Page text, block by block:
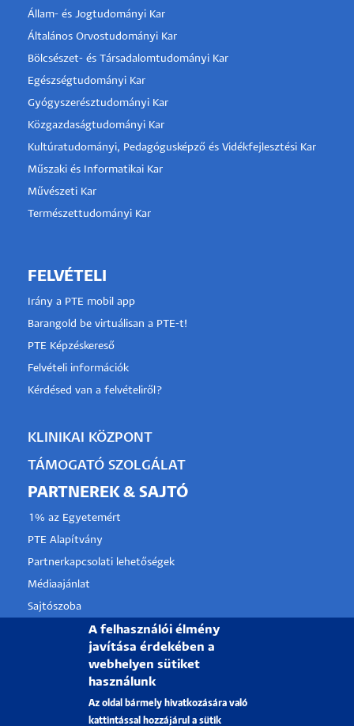
Állam- és Jogtudományi Kar
Általános Orvostudományi Kar
Bölcsészet- és Társadalomtudományi Kar
Egészségtudományi Kar
Gyógyszerésztudományi Kar
Közgazdaságtudományi Kar
Kultúratudományi, Pedagógusképző és Vidékfejlesztési Kar
Műszaki és Informatikai Kar
Művészeti Kar
Természettudományi Kar
FELVÉTELI
Irány a PTE mobil app
Barangold be virtuálisan a PTE-t!
PTE Képzéskereső
Felvételi információk
Kérdésed van a felvételiről?
KLINIKAI KÖZPONT
TÁMOGATÓ SZOLGÁLAT
PARTNEREK & SAJTÓ
1% az Egyetemért
PTE Alapítvány
Partnerkapcsolati lehetőségek
Médiaajánlat
Sajtószoba
Pályázati projektek
PÉCSI TUDOMÁNYEGYETEM
H-7622 Pécs, Vasvári Pál utca. 4.
A felhasználói élmény
javítása érdekében a
webhelyen sütiket
használunk
Az oldal bármely hivatkozására való
kattintással hozzájárul a sütik